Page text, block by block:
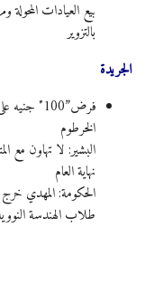
بيع العيادات المحولة
بالتزوير
الجريدة
فرض”100″
الخرطوم
البشير: لا تهاون مع
نهاية العام
الحكومة: المهدي خرج
طلاب الهندسة